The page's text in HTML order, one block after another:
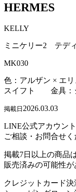
HERMES
KELLY
ミニケリー2 テディ
MK030
色：アルザン × エ
スイフト 金具：
掲載日 2026.03.03
LINE公式アカウン
ご相談・お問合せく
掲載7日以上の商品
販売済みの可能性が
クレジットカード決